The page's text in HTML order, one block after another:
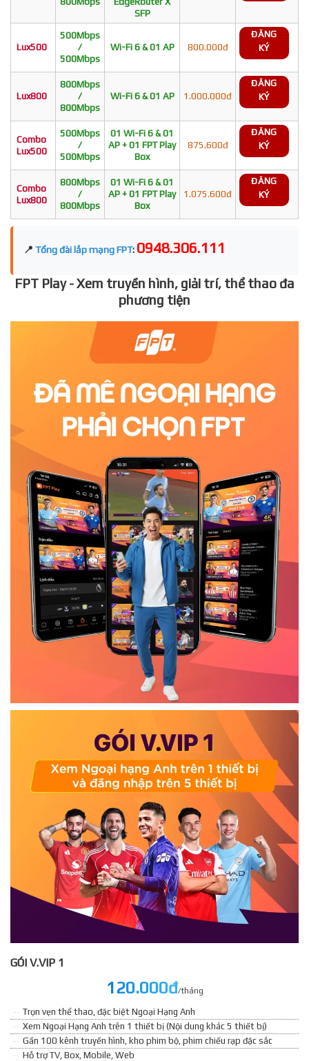
SFP
Lux500
500Mbps
/
500Mbps
Wi-Fi 6 & 01 AP 800.000đ
ĐĂNG
KÝ
Lux800
800Mbps
/
800Mbps
Wi-Fi 6 & 01 AP 1.000.000đ
ĐĂNG
KÝ
Combo
Lux500
500Mbps
/
500Mbps
01 Wi-Fi 6 & 01
AP + 01 FPT Play
Box
875.600đ
ĐĂNG
KÝ
Combo
Lux800
800Mbps
/
800Mbps
01 Wi-Fi 6 & 01
AP + 01 FPT Play
Box
1.075.600đ
ĐĂNG
KÝ
📍 Tổng đài lắp mạng FPT: 0948.306.111
FPT Play - Xem truyền hình, giải trí, thể thao đa
phương tiện
GÓI V.VIP 1
120.000đ/tháng
Trọn vẹn thể thao, đặc biệt Ngoại Hạng Anh
Xem Ngoại Hạng Anh trên 1 thiết bị (Nội dung khác 5 thiết bị)
Gần 100 kênh truyền hình, kho phim bộ, phim chiếu rạp đặc sắc
Hỗ trợ TV, Box, Mobile, Web